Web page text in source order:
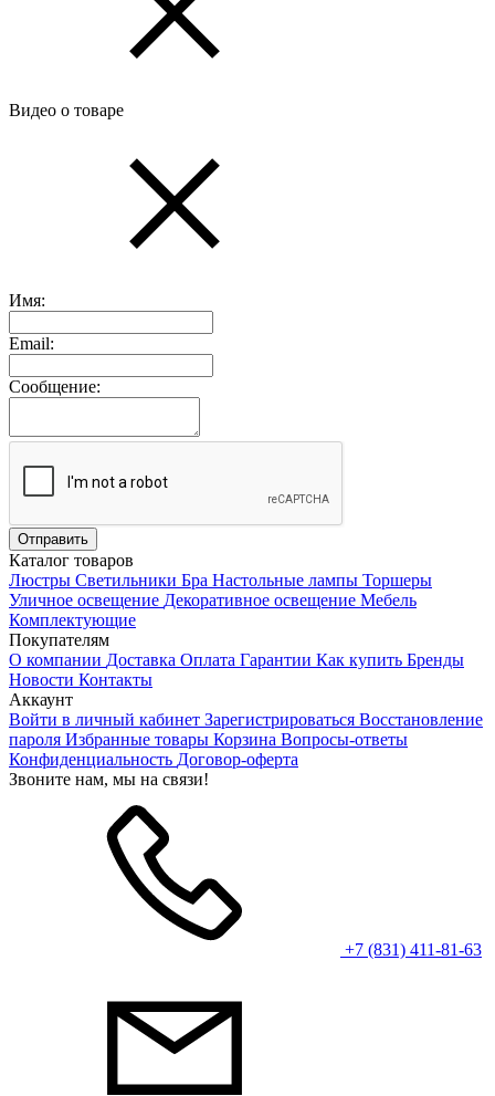
Видео о товаре
Имя:
Email:
Сообщение:
Каталог товаров
Люстры Светильники Бра Настольные лампы Торшеры
Уличное освещение Декоративное освещение Мебель
Комплектующие
Покупателям
О компании Доставка Оплата Гарантии Как купить Бренды
Новости Контакты
Аккаунт
Войти в личный кабинет Зарегистрироваться Восстановление
пароля Избранные товары Корзина Вопросы-ответы
Конфиденциальность Договор-оферта
Звоните нам, мы на связи!
+7 (831) 411-81-63